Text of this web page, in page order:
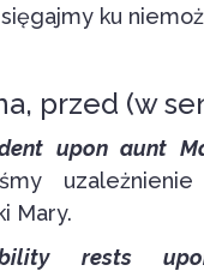
ku
przed (w
upon aunt
Mary.
rests